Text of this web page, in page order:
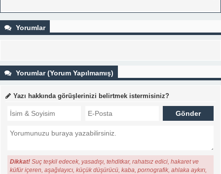
Yorumlar
Yorumlar (Yorum Yapılmamış)
Yazı hakkında görüşlerinizi belirtmek istermisiniz?
Dikkat! Suç teşkil edecek, yasadışı, tehditkar, rahatsız edici, hakaret ve
küfür içeren, aşağılayıcı, küçük düşürücü, kaba, pornografik, ahlaka aykırı,